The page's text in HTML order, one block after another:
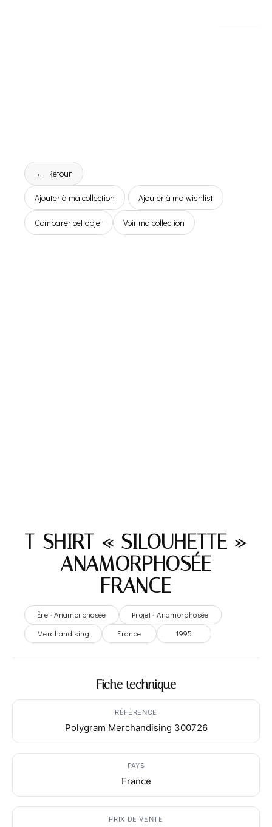
← Retour
Ajouter à ma collection Ajouter à ma wishlist
Comparer cet objet Voir ma collection
T-SHIRT « SILOUHETTE »
– ANAMORPHOSÉE –
FRANCE
Ère · Anamorphosée
Projet · Anamorphosée
Merchandising
France 1995
Fiche technique
RÉFÉRENCE
Polygram Merchandising 300726
PAYS
France
PRIX DE VENTE